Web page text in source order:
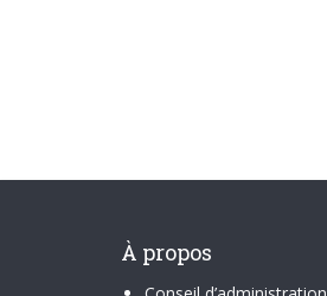
À propos